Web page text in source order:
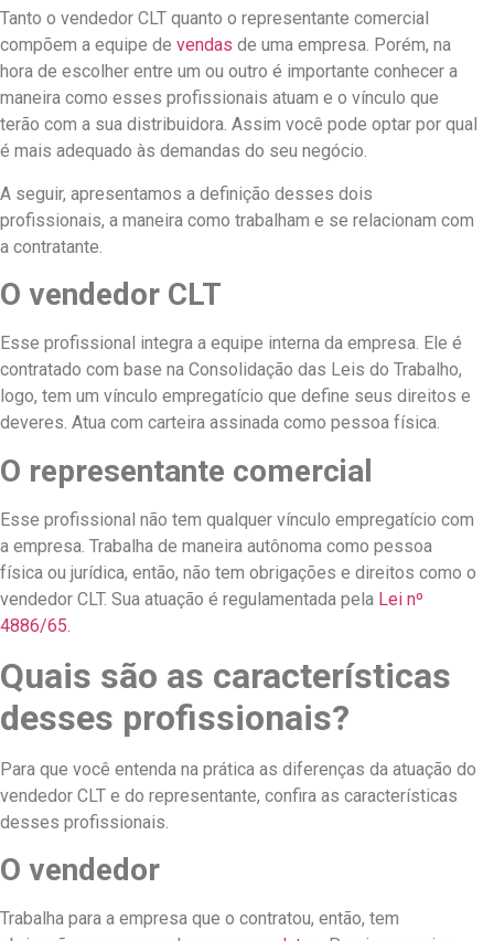
Tanto o vendedor CLT quanto o representante comercial
compõem a equipe de vendas de uma empresa. Porém, na
hora de escolher entre um ou outro é importante conhecer a
maneira como esses profissionais atuam e o vínculo que
terão com a sua distribuidora. Assim você pode optar por qual
é mais adequado às demandas do seu negócio.
A seguir, apresentamos a definição desses dois
profissionais, a maneira como trabalham e se relacionam com
a contratante.
O vendedor CLT
Esse profissional integra a equipe interna da empresa. Ele é
contratado com base na Consolidação das Leis do Trabalho,
logo, tem um vínculo empregatício que define seus direitos e
deveres. Atua com carteira assinada como pessoa física.
O representante comercial
Esse profissional não tem qualquer vínculo empregatício com
a empresa. Trabalha de maneira autônoma como pessoa
física ou jurídica, então, não tem obrigações e direitos como o
vendedor CLT. Sua atuação é regulamentada pela Lei nº
4886/65.
Quais são as características
desses profissionais?
Para que você entenda na prática as diferenças da atuação do
vendedor CLT e do representante, confira as características
desses profissionais.
O vendedor
Trabalha para a empresa que o contratou, então, tem